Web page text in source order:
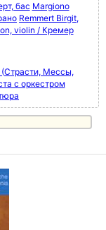
бас Margiono
Remmert Birgit,
violin / Кремер
Мессы,
с оркестром